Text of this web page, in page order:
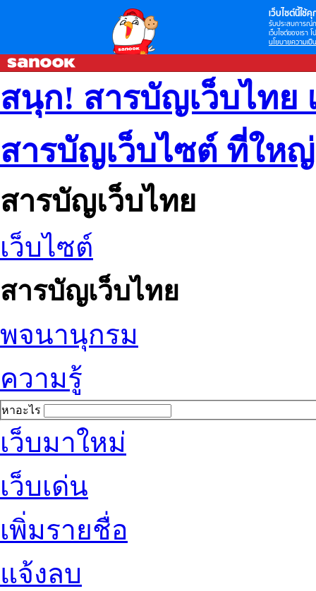
เว็บไซต์นี้ใช้คุ
รับประสบการณ์
เว็บไซต์ของเรา
นโยบายความเป็
สนุก! สารบัญเว็บไทย
สารบัญเว็บไซต์ ที่ให
สารบัญเว็บไทย
เว็บไซต์
สารบัญเว็บไทย
พจนานุกรม
ความรู้
หาอะไร
เว็บมาใหม่
เว็บเด่น
เพิ่มรายชื่อ
แจ้งลบ